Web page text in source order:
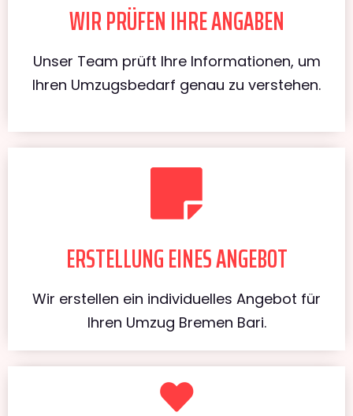
WIR PRÜFEN IHRE ANGABEN
Unser Team prüft Ihre Informationen, um
Ihren Umzugsbedarf genau zu verstehen.
ERSTELLUNG EINES ANGEBOT
Wir erstellen ein individuelles Angebot für
Ihren Umzug Bremen Bari.